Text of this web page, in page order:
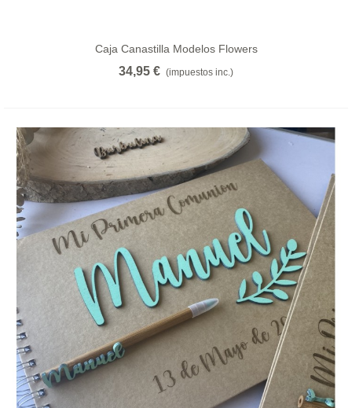
Caja Canastilla Modelos Flowers
34,95 € (impuestos inc.)